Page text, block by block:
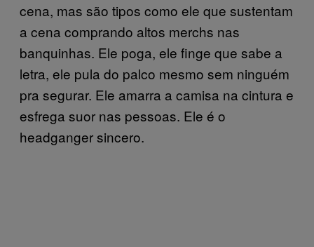
cena, mas são tipos como ele que sustentam
a cena comprando altos merchs nas
banquinhas. Ele poga, ele finge que sabe a
letra, ele pula do palco mesmo sem ninguém
pra segurar. Ele amarra a camisa na cintura e
esfrega suor nas pessoas. Ele é o
headganger sincero.